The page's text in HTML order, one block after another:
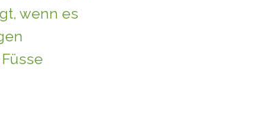
wenn es